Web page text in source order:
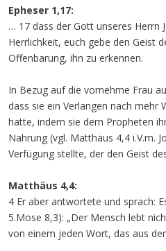
Epheser 1,17:
… 17 dass der Gott unseres Herrn
Herrlichkeit, euch gebe den Geist
Offenbarung, ihn zu erkennen.
In Bezug auf die vornehme Frau
dass sie ein Verlangen nach mehr
hatte, indem sie dem Propheten
Nahrung (vgl. Matthäus 4,4 i.V.m.
Verfügung stellte, der den Geist
Matthäus 4,4:
4 Er aber antwortete und sprach:
5.Mose 8,3): „Der Mensch lebt
von einem jeden Wort, das aus